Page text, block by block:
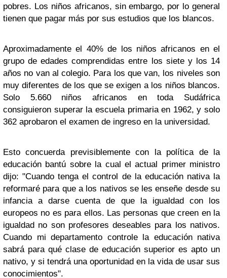
pobres. Los niños africanos, sin embargo, por lo general
tienen que pagar más por sus estudios que los blancos.
Aproximadamente el 40% de los niños africanos en el
grupo de edades comprendidas entre los siete y los 14
años no van al colegio. Para los que van, los niveles son
muy diferentes de los que se exigen a los niños blancos.
Solo 5.660 niños africanos en toda Sudáfrica
consiguieron superar la escuela primaria en 1962, y solo
362 aprobaron el examen de ingreso en la universidad.
Esto concuerda previsiblemente con la política de la
educación bantú sobre la cual el actual primer ministro
dijo: "Cuando tenga el control de la educación nativa la
reformaré para que a los nativos se les enseñe desde su
infancia a darse cuenta de que la igualdad con los
europeos no es para ellos. Las personas que creen en la
igualdad no son profesores deseables para los nativos.
Cuando mi departamento controle la educación nativa
sabrá para qué clase de educación superior es apto un
nativo, y si tendrá una oportunidad en la vida de usar sus
conocimientos".